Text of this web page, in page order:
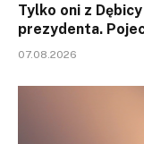
Tylko oni z
prezydenta.
07.08.2026